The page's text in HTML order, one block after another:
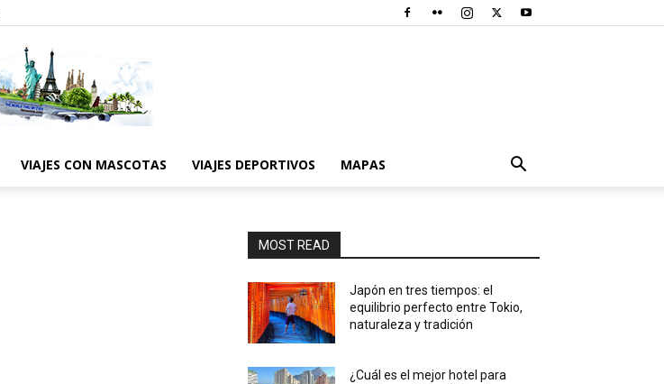
VIAJES CON MASCOTAS VIAJES DEPORTIVOS MAPAS
MOST READ
Japón en tres tiempos: el
equilibrio perfecto entre Tokio,
naturaleza y tradición
¿Cuál es el mejor hotel para